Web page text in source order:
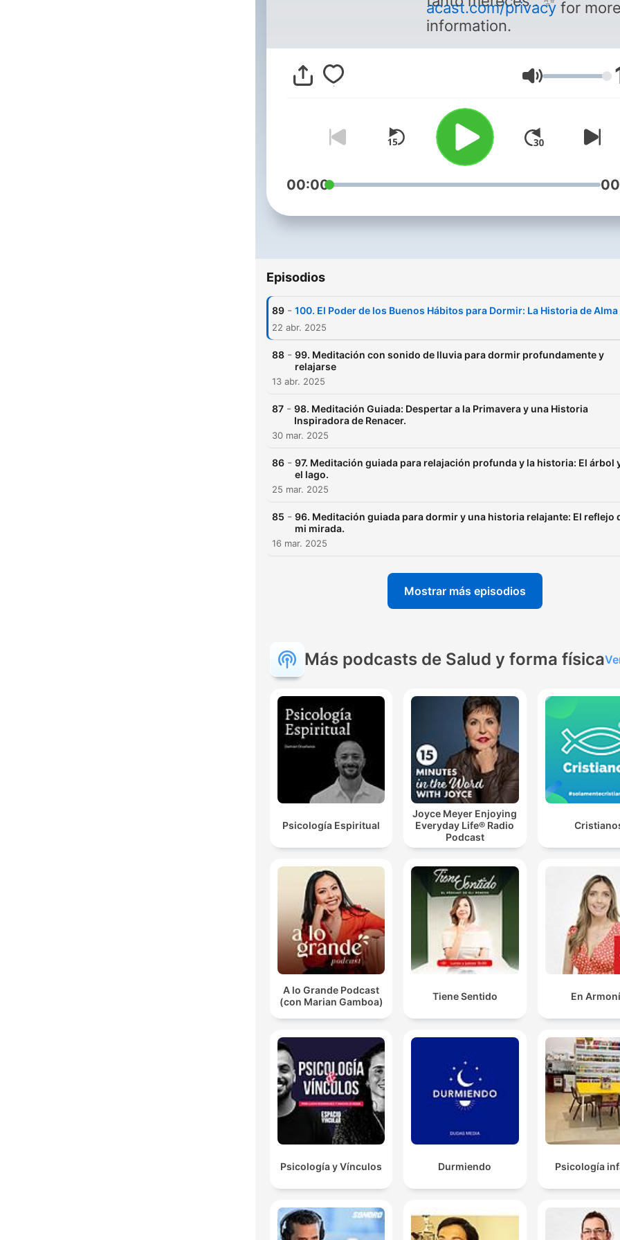
acast.com/privacyfor
information.
Volumen
00:00
Episodios
89 - 100. El Poder de los Buenos Hábitos para Dormir: La Historia de Alma
22 abr. 2025
88 - 99. Meditación con sonido de lluvia para dormir profundamente y
relajarse
13 abr. 2025
87 - 98. Meditación Guiada: Despertar a la Primavera y una Historia
Inspiradora de Renacer.
30 mar. 2025
86 - 97. Meditación guiada para relajación profunda y la historia: El árbol
el lago.
25 mar. 2025
85 - 96. Meditación guiada para dormir y una historia relajante: El reflejo
mi mirada.
16 mar. 2025
Mostrar más episodios
Más podcasts de Salud y forma física
Psicología Espiritual
Joyce Meyer Enjoying
Everyday Life® Radio
Podcast
A lo Grande Podcast
(con Marian Gamboa)
Tiene Sentido En
Psicología y Vínculos Durmiendo Psicología